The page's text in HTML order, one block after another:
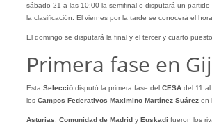
sábado 21 a las 10:00 la semifinal o disputará un partido
la clasificación. El viernes por la tarde se conocerá el
El domingo se disputará la final y el tercer y cuarto puesto.
Primera fase en
Esta Selecciódisputó la primera fase del CESAdel 11 al
los Campos Federativos Maximino Martínez Suárez en
Asturias Comunidad de Madridy Euskadi fueron los